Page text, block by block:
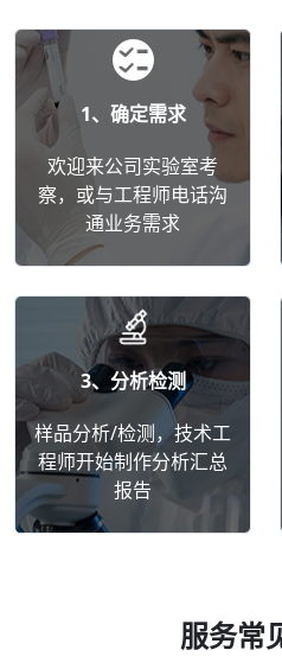
1、确定需求
欢迎来公司实验室考
察，或与工程师电话沟
通业务需求
3、分析检测
样品分析/检测，技术工
程师开始制作分析汇总
报告
服务常